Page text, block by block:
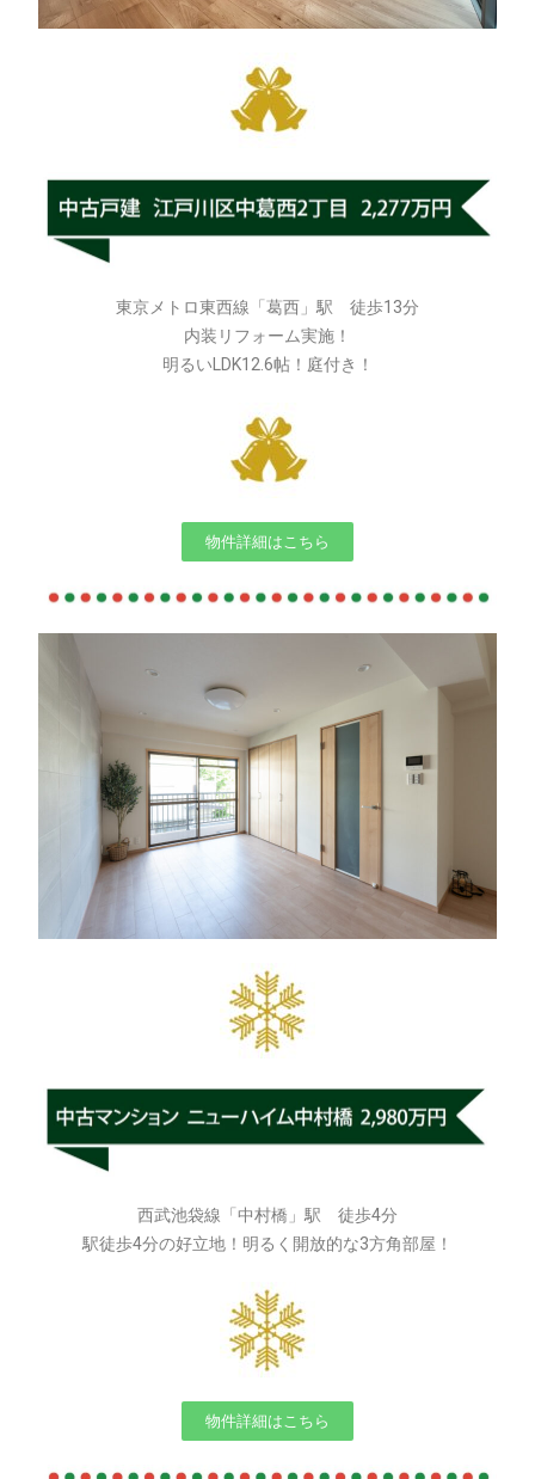
東京メトロ東西線「葛西」駅 徒歩13分
内装リフォーム実施！
明るいLDK12.6帖！庭付き！
物件詳細はこちら
西武池袋線「中村橋」駅 徒歩4分
駅徒歩4分の好立地！明るく開放的な3方角部屋！
物件詳細はこちら